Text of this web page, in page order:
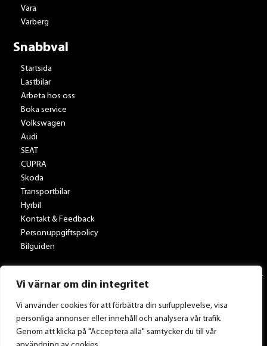
Vi värnar om din integritet
Vi använder cookies för att förbättra din surfupplevelse, visa
personliga annonser eller innehåll och analysera vår trafik.
Genom att klicka på "Acceptera alla" samtycker du till vår
Vara
Varberg
Snabbval
Startsida
Lastbilar
Arbeta hos oss
Boka service
Volkswagen
Audi
SEAT
CUPRA
Skoda
Transportbilar
Hyrbil
Kontakt & Feedback
Personuppgiftspolicy
Bilguiden
Tillbaka till Toveksbil.se